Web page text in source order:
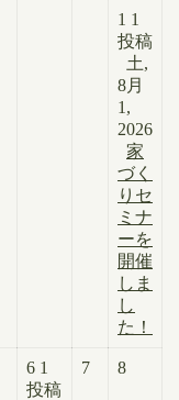
1 1
投稿
土,
8月
1,
2026
家
づく
りセ
ミナ
ーを
開催
しま
し
た！
6 1
投稿
7 8